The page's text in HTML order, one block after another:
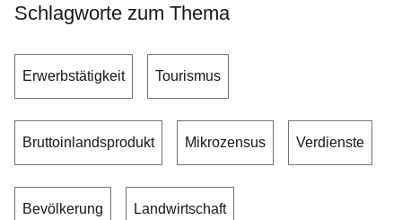
Schlagworte zum Thema
Erwerbstätigkeit Tourismus
Bruttoinlandsprodukt Mikrozensus Verdienste
Bevölkerung Landwirtschaft